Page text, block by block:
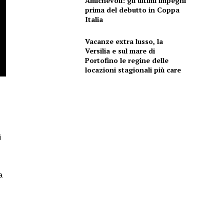
prima del debutto in Coppa
Italia
Vacanze extra lusso, la
Versilia e sul mare di
Portofino le regine delle
locazioni stagionali più care